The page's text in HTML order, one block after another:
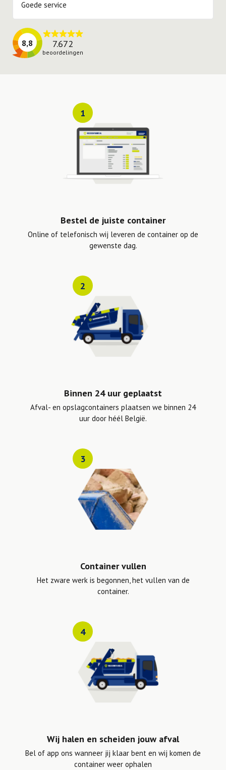
Goede service
8,8 7.672
beoordelingen
1
Bestel de juiste container
Online of telefonisch wij leveren de container op de
gewenste dag.
2
Binnen 24 uur geplaatst
Afval- en opslagcontainers plaatsen we binnen 24
uur door héél België.
3
Container vullen
Het zware werk is begonnen, het vullen van de
container.
4
Wij halen en scheiden jouw afval
Bel of app ons wanneer jij klaar bent en wij komen de
container weer ophalen